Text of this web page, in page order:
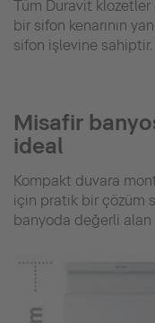
Tüm Duravit klozetler
bir sifon kenarının
sifon işlevine sahiptir.
Misafir
ideal
Kompakt duvara
için pratik bir çözüm
banyoda değerli alan